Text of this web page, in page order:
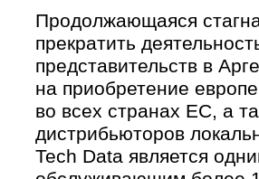
Продолжающаяся
прекратить
представительств в
на приобретение
во всех странах ЕС, а
дистрибьюторов
Tech Data является